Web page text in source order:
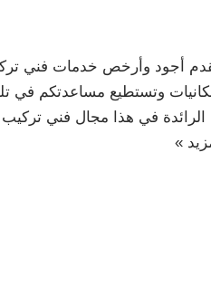
أجود وأرخص خدمات فني
وتستطيع مساعدتكم في
في هذا مجال فني تركيب
»